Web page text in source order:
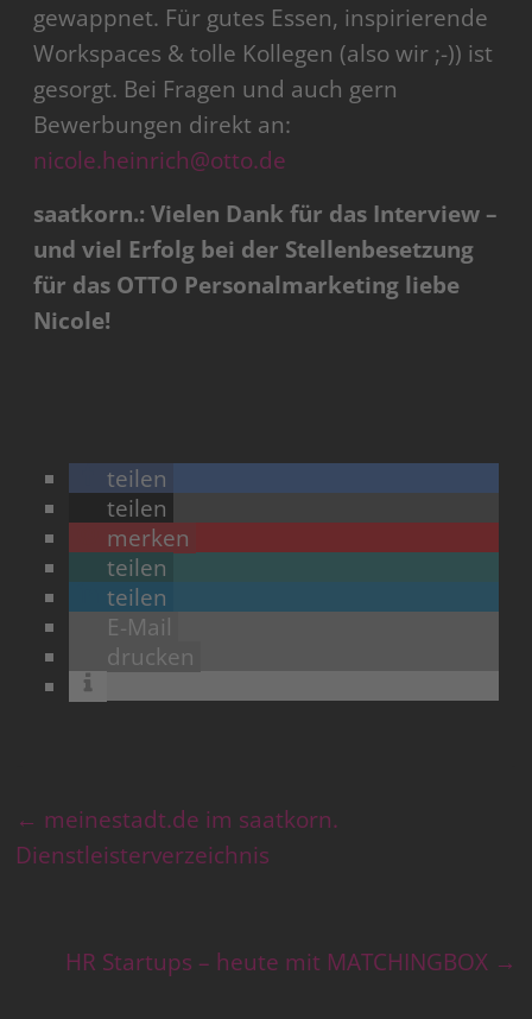
gewappnet. Für gutes Essen, inspirierende
Workspaces & tolle Kollegen (also wir ;-)) ist
gesorgt. Bei Fragen und auch gern
Bewerbungen direkt an:
nicole.heinrich@otto.de
saatkorn.: Vielen Dank für das Interview –
und viel Erfolg bei der Stellenbesetzung
für das OTTO Personalmarketing liebe
Nicole!
teilen
teilen
merken
teilen
teilen
E-Mail
drucken
← meinestadt.de im saatkorn.
Dienstleisterverzeichnis
HR Startups – heute mit MATCHINGBOX →